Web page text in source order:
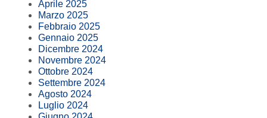
Aprile 2025
Marzo 2025
Febbraio 2025
Gennaio 2025
Dicembre 2024
Novembre 2024
Ottobre 2024
Settembre 2024
Agosto 2024
Luglio 2024